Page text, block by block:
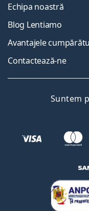
Echipa noastră
Blog Lentiamo
Avantajele
Contactează-ne
Suntem